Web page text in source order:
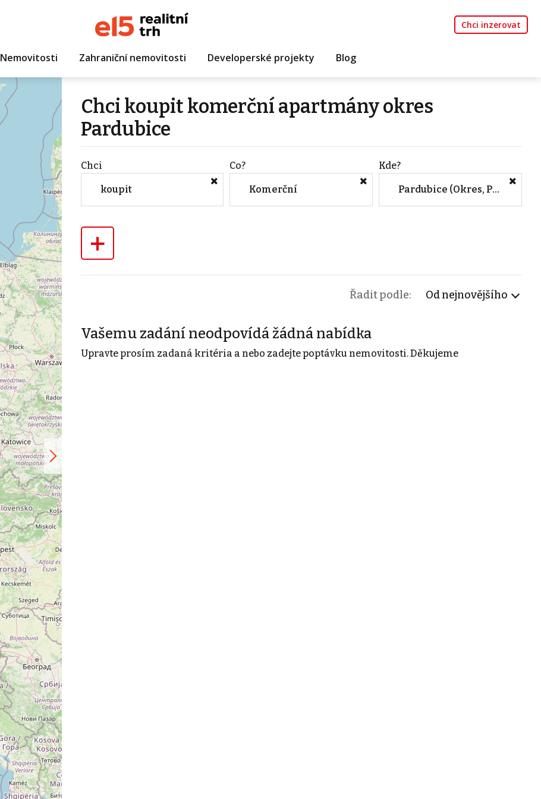
Chci inzerovat
Nemovitosti Zahraniční nemovitosti Developerské projekty Blog
Chci koupit komerční apartmány okres
Pardubice
Chci
koupit
Co?
Komerční
Kde?
Pardubice (Okres, Pardubický kraj)
+
Řadit podle: Od nejnovějšího
Vašemu zadání neodpovídá žádná nabídka
Upravte prosím zadaná kritéria a nebo zadejte poptávku nemovitosti. Děkujeme